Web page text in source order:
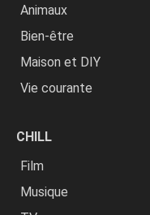
Animaux
Bien-être
Maison et DIY
Vie courante
CHILL
Film
Musique